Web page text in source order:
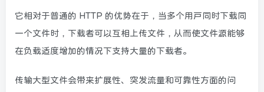
它相对于普通的 HTTP 的优势在于，当多个用户同时下载同
一个文件时，下载者可以互相上传文件，从而使文件源能够
在负载适度增加的情况下支持大量的下载者。
传输大型文件会带来扩展性、突发流量和可靠性方面的问